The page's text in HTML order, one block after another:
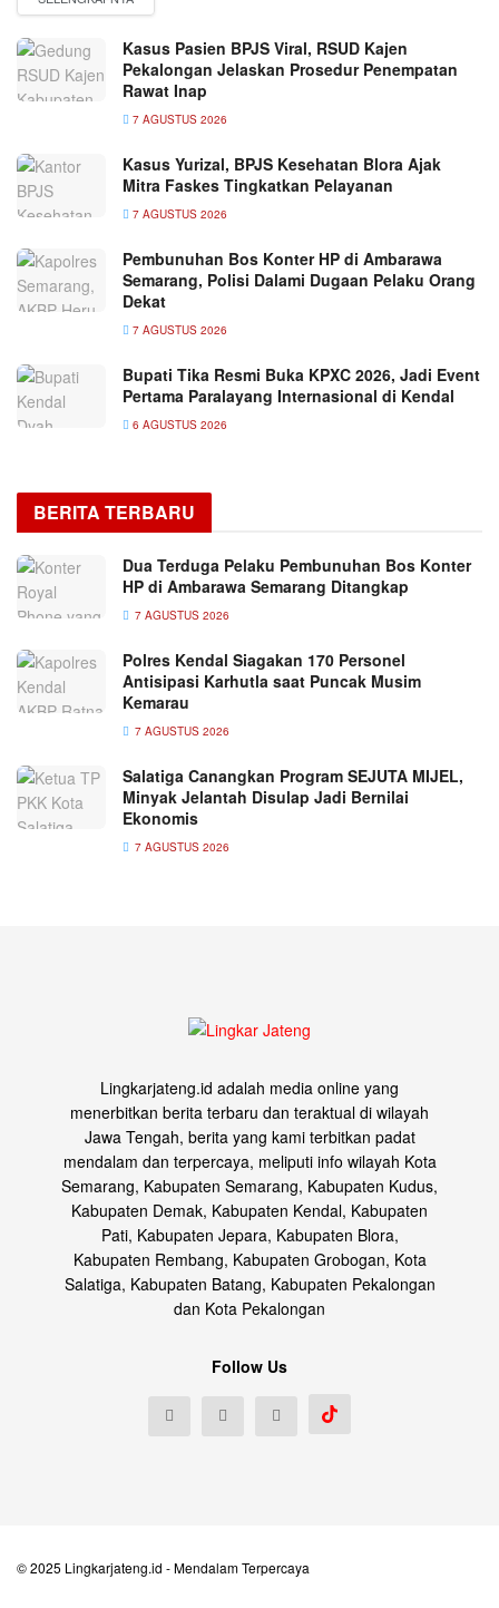
Kasus Pasien BPJS Viral, RSUD Kajen
Pekalongan Jelaskan Prosedur Penempatan
Rawat Inap
7 AGUSTUS 2026
Kasus Yurizal, BPJS Kesehatan Blora Ajak
Mitra Faskes Tingkatkan Pelayanan
7 AGUSTUS 2026
Pembunuhan Bos Konter HP di Ambarawa
Semarang, Polisi Dalami Dugaan Pelaku Orang
Dekat
7 AGUSTUS 2026
Bupati Tika Resmi Buka KPXC 2026, Jadi Event
Pertama Paralayang Internasional di Kendal
6 AGUSTUS 2026
BERITA TERBARU
Dua Terduga Pelaku Pembunuhan Bos Konter
HP di Ambarawa Semarang Ditangkap
7 AGUSTUS 2026
Polres Kendal Siagakan 170 Personel
Antisipasi Karhutla saat Puncak Musim
Kemarau
7 AGUSTUS 2026
Salatiga Canangkan Program SEJUTA MIJEL,
Minyak Jelantah Disulap Jadi Bernilai
Ekonomis
7 AGUSTUS 2026
Lingkarjateng.id adalah media online yang
menerbitkan berita terbaru dan teraktual di wilayah
Jawa Tengah, berita yang kami terbitkan padat
mendalam dan terpercaya, meliputi info wilayah Kota
Semarang, Kabupaten Semarang, Kabupaten Kudus,
Kabupaten Demak, Kabupaten Kendal, Kabupaten
Pati, Kabupaten Jepara, Kabupaten Blora,
Kabupaten Rembang, Kabupaten Grobogan, Kota
Salatiga, Kabupaten Batang, Kabupaten Pekalongan
dan Kota Pekalongan
Follow Us
© 2025 Lingkarjateng.id - Mendalam Terpercaya